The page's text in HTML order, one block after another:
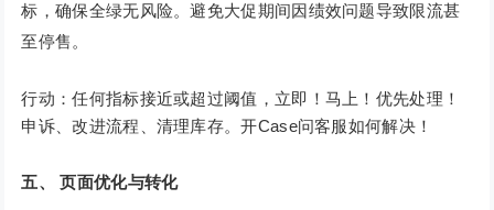
标，确保全绿无风险。避免大促期间因绩效问题导致限流甚
至停售。
行动：任何指标接近或超过阈值，立即！马上！优先处理！
申诉、改进流程、清理库存。开Case问客服如何解决！
五、 页面优化与转化